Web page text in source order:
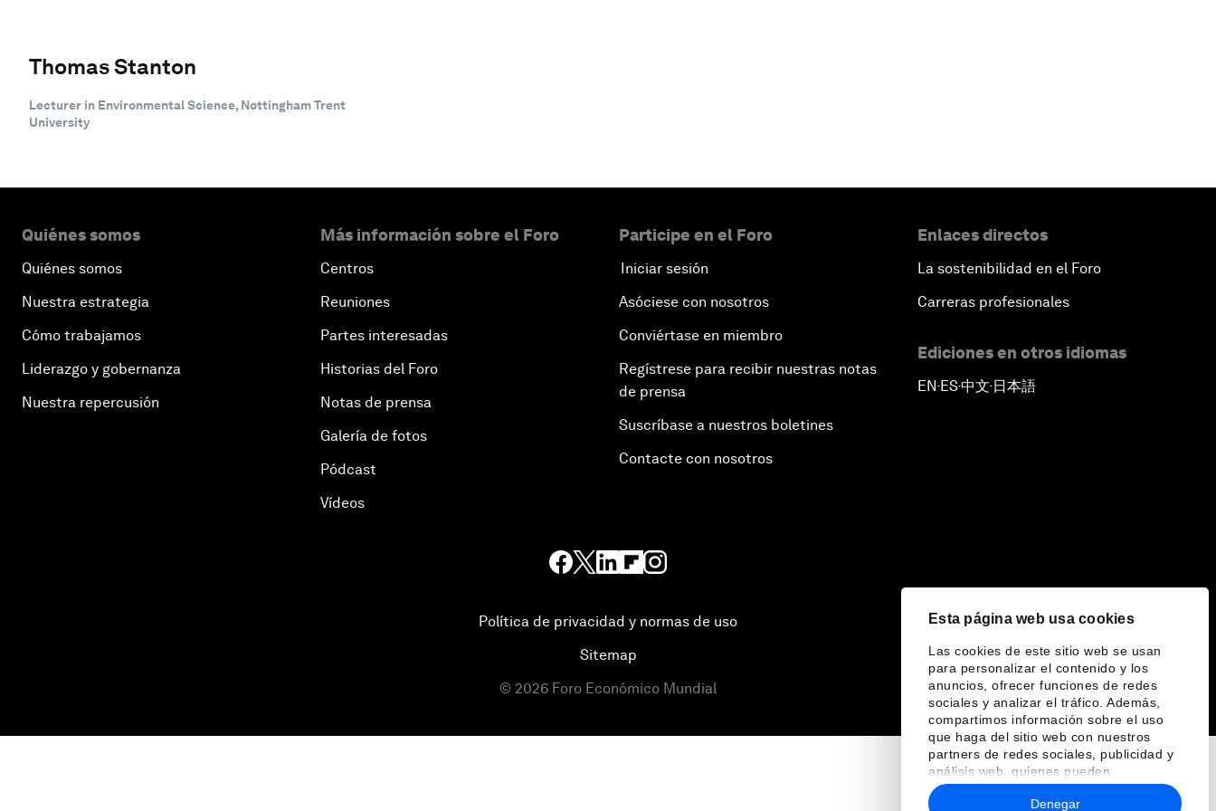
Esta página web usa cookies
Las cookies de este sitio web se usan
para personalizar el contenido y los
anuncios, ofrecer funciones de redes
sociales y analizar el tráfico. Además,
compartimos información sobre el uso
que haga del sitio web con nuestros
partners de redes sociales, publicidad y
análisis web, quienes pueden
combinarla con otra información que les
haya proporcionado o que hayan
Denegar
Thomas Stanton
Lecturer in Environmental Science, Nottingham Trent
University
Quiénes somos
Quiénes somos
Nuestra estrategia
Cómo trabajamos
Liderazgo y gobernanza
Nuestra repercusión
Más información sobre el Foro
Centros
Reuniones
Partes interesadas
Historias del Foro
Notas de prensa
Galería de fotos
Pódcast
Vídeos
Participe en el Foro
Iniciar sesión
Asóciese con nosotros
Conviértase en miembro
Regístrese para recibir nuestras notas
de prensa
Suscríbase a nuestros boletines
Contacte con nosotros
Enlaces directos
La sostenibilidad en el Foro
Carreras profesionales
Ediciones en otros idiomas
EN▪ES▪中文▪ 日本語
Política de privacidad y normas de uso
Sitemap
© 2026 Foro Económico Mundial